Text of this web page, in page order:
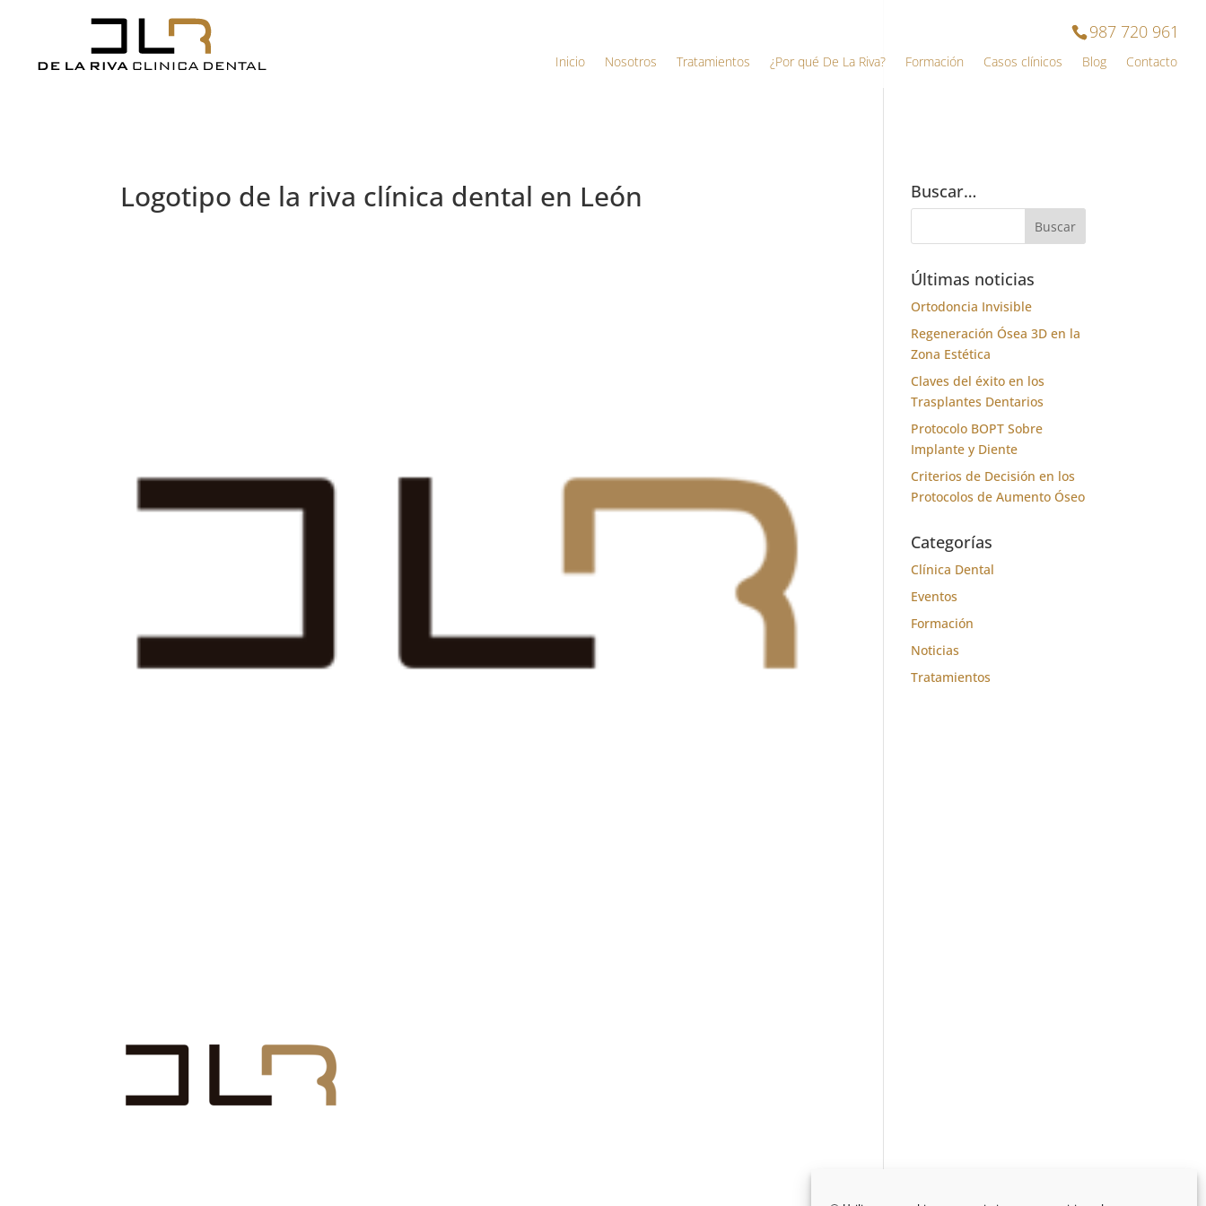
987 720 961
Inicio Nosotros Tratamientos ¿Por qué De La Riva? Formación Casos clínicos Blog Contacto
Logotipo de la riva clínica dental en León Buscar…
Últimas noticias
Ortodoncia Invisible
Regeneración Ósea 3D en la
Zona Estética
Claves del éxito en los
Trasplantes Dentarios
Protocolo BOPT Sobre
Implante y Diente
Criterios de Decisión en los
Protocolos de Aumento Óseo
Categorías
Clínica Dental
Eventos
Formación
Noticias
Tratamientos